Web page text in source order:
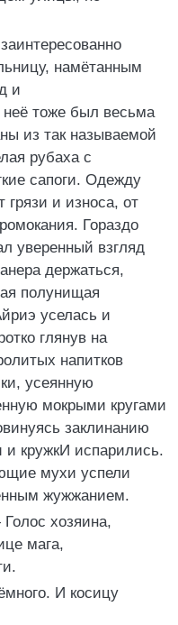
намётанным
и
неё тоже был весьма
из так называемой
рубаха с
сапоги. Одежду
и износа, от
Гораздо
уверенный взгляд
держаться,
полунищая
уселась и
глянув на
напитков
усеянную
мокрыми кругами
заклинанию
и кружкИ испарились.
мухи успели
жужжанием.
хозяина,
мага,
И косицу